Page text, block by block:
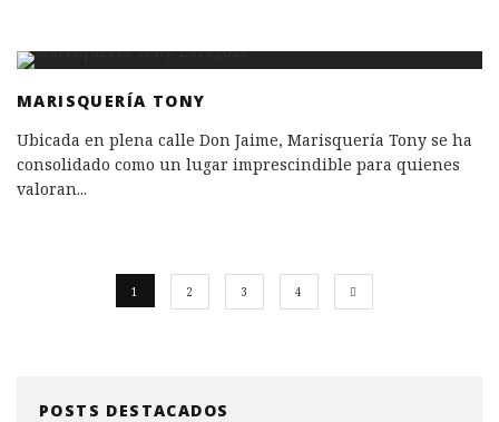
MARISQUERÍA TONY
Ubicada en plena calle Don Jaime, Marisquería Tony se ha
consolidado como un lugar imprescindible para quienes
valoran...
1 2 3 4
POSTS DESTACADOS